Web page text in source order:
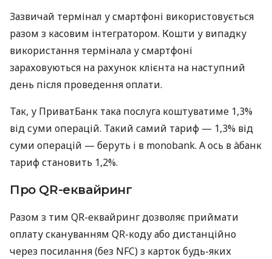
Зазвичай термінал у смартфоні використовується
разом з касовим інтегратором. Кошти у випадку
використання термінала у смартфоні
зараховуються на рахунок клієнта на наступний
день після проведення оплати.
Так, у ПриватБанк така послуга коштуватиме 1,3%
від суми операцій. Такий самий тариф — 1,3% від
суми операцій — беруть і в monobank. А ось в àбанк
тариф становить 1,2%.
Про QR-еквайринг
Разом з тим QR-еквайринг дозволяє приймати
оплату скануванням QR-коду або дистанційно
через посилання (без NFC) з карток будь-яких